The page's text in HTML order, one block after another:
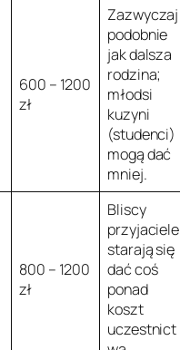
600 – 1200
zł
Zazwyczaj
podobnie
jak dalsza
rodzina;
młodsi
kuzyni
(studenci)
mogą dać
mniej.
800 – 1200
zł
Bliscy
przyjaciele
starają się
dać coś
ponad
koszt
uczestnict